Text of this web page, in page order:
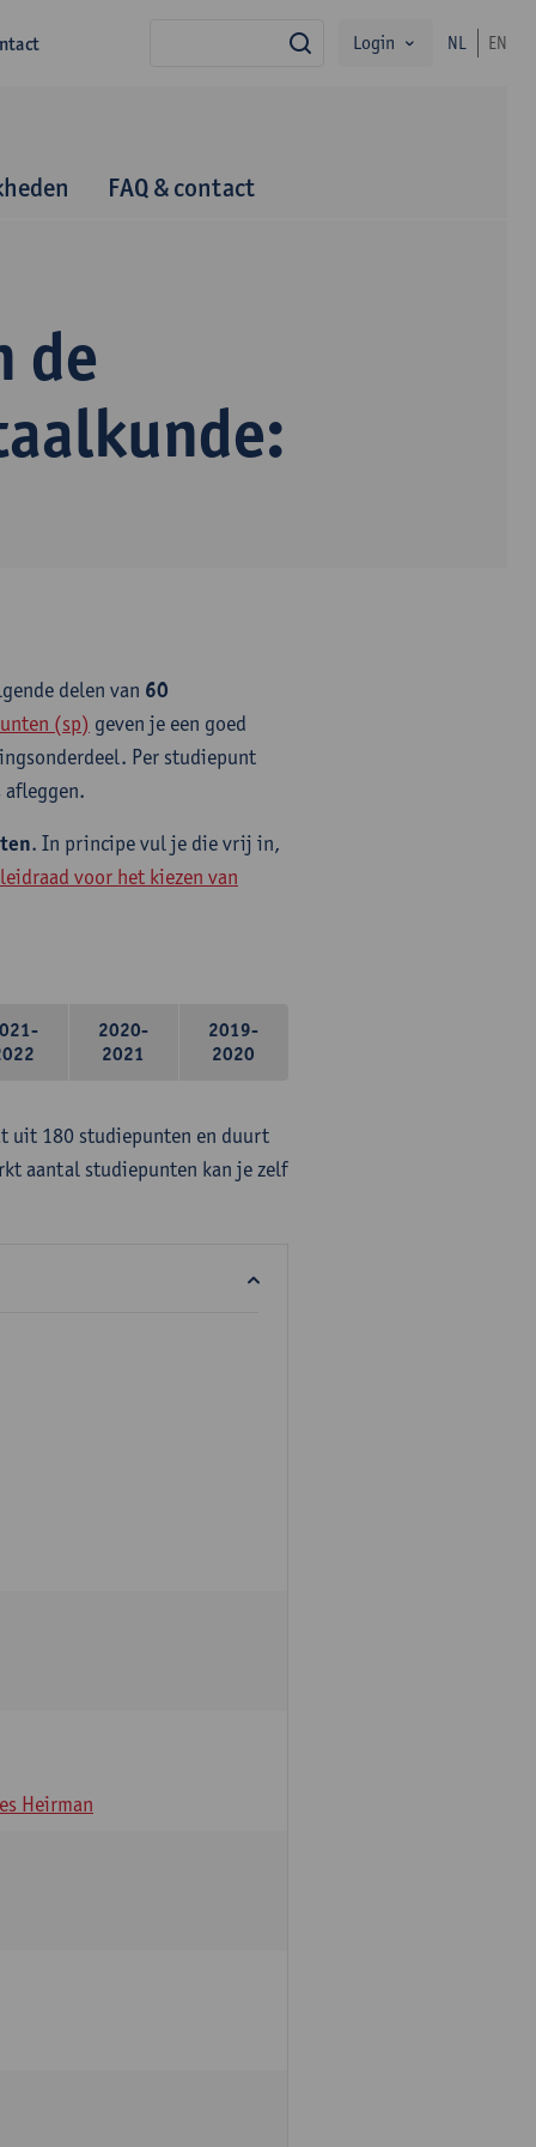
zoekLogin NL EN
FAQ & contact
de
delen van 60
(sp) geven je een goed
Per studiepunt
afleggen.
. In principe vul je die vrij in,
leidraad voor het kiezen van
2020-
2021
2019-
2020
uit 180 studiepunten en duurt
aantal studiepunten kan je zelf
Heirman